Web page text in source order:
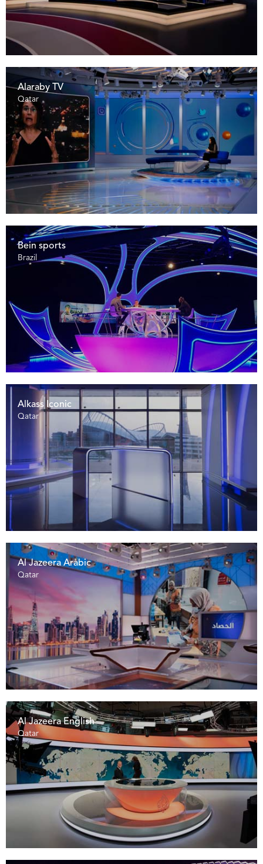
Qatar
Alaraby TV
Brazil
Bein sports
Qatar
Alkass Iconic
Qatar
Al Jazeera Arabic
Qatar
Al Jazeera English